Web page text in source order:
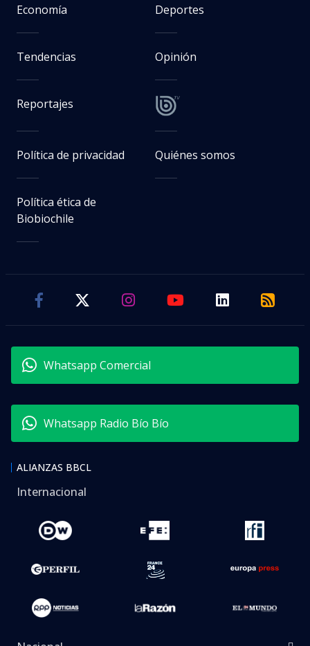
Economía Deportes
Tendencias Opinión
Reportajes
Política de privacidad Quiénes somos
Política ética de
Biobiochile
Whatsapp Comercial
Whatsapp Radio Bío Bío
ALIANZAS BBCL
Internacional